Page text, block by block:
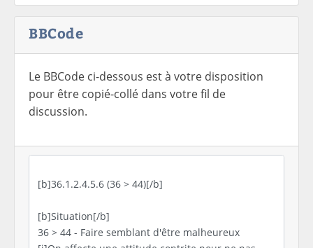
BBCode
Le BBCode ci-dessous est à votre disposition
pour être copié-collé dans votre fil de
discussion.